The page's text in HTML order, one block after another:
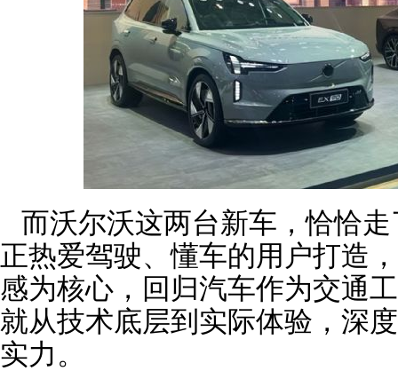
而沃尔沃这两台新车，恰恰
正热爱驾驶、懂车的用户打造
感为核心，回归汽车作为交通
就从技术底层到实际体验，深
实力。